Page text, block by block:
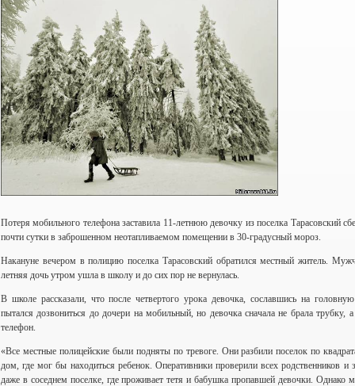
Потеря мобильного телефона заставила 11-летнюю девочку из поселка Тарасовский
почти сутки в заброшенном неотапливаемом помещении в 30-градусный мороз.
Накануне вечером в полицию поселка Тарасовский обратился местный житель.
летняя дочь утром ушла в школу и до сих пор не вернулась.
В школе рассказали, что после четвертого урока девочка, сославшись на
пытался дозвониться до дочери на мобильный, но девочка сначала не брала трубку,
телефон.
«Все местные полицейские были подняты по тревоге. Они разбили поселок по
дом, где мог бы находиться ребенок. Оперативники проверили всех родственников
даже в соседнем поселке, где проживает тетя и бабушка пропавшей девочки. Однако